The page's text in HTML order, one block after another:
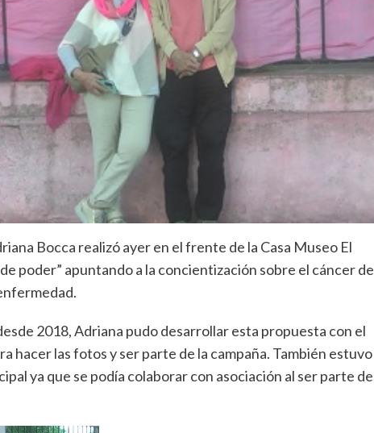
Bocca realizó ayer en el frente de la Casa Museo El
poder” apuntando a la concientización sobre el cáncer de
2018, Adriana pudo desarrollar esta propuesta con el
hacer las fotos y ser parte de la campaña. También estuvo
ya que se podía colaborar con asociación al ser parte de